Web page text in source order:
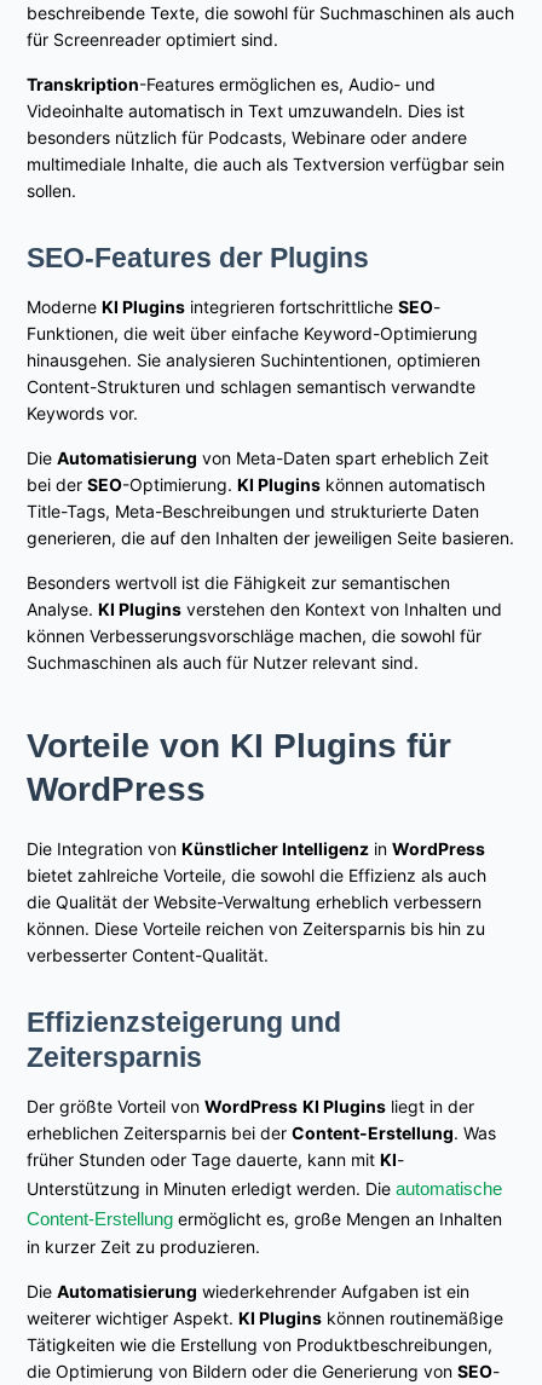
beschreibende Texte, die sowohl für Suchmaschinen als auch
für Screenreader optimiert sind.
Transkription-Features ermöglichen es, Audio- und
Videoinhalte automatisch in Text umzuwandeln. Dies ist
besonders nützlich für Podcasts, Webinare oder andere
multimediale Inhalte, die auch als Textversion verfügbar sein
sollen.
SEO-Features der Plugins
ModerneKI Plugins integrieren fortschrittlicheSEO-
Funktionen, die weit über einfache Keyword-Optimierung
hinausgehen. Sie analysieren Suchintentionen, optimieren
Content-Strukturen und schlagen semantisch verwandte
Keywords vor.
DieAutomatisierung von Meta-Daten spart erheblich Zeit
bei derSEO-Optimierung.KI Plugins können automatisch
Title-Tags, Meta-Beschreibungen und strukturierte Daten
generieren, die auf den Inhalten der jeweiligen Seite basieren.
Besonders wertvoll ist die Fähigkeit zur semantischen
Analyse.KI Plugins verstehen den Kontext von Inhalten und
können Verbesserungsvorschläge machen, die sowohl für
Suchmaschinen als auch für Nutzer relevant sind.
Vorteile von KI Plugins für
WordPress
Die Integration vonKünstlicher Intelligenz inWordPress
bietet zahlreiche Vorteile, die sowohl die Effizienz als auch
die Qualität der Website-Verwaltung erheblich verbessern
können. Diese Vorteile reichen von Zeitersparnis bis hin zu
verbesserter Content-Qualität.
Effizienzsteigerung und
Zeitersparnis
Der größte Vorteil vonWordPress KI Plugins liegt in der
erheblichen Zeitersparnis bei derContent-Erstellung. Was
früher Stunden oder Tage dauerte, kann mitKI-
Unterstützung in Minuten erledigt werden. Dieautomatische
Content-Erstellung ermöglicht es, große Mengen an Inhalten
in kurzer Zeit zu produzieren.
DieAutomatisierung wiederkehrender Aufgaben ist ein
weiterer wichtiger Aspekt.KI Plugins können routinemäßige
Tätigkeiten wie die Erstellung von Produktbeschreibungen,
die Optimierung von Bildern oder die Generierung vonSEO-